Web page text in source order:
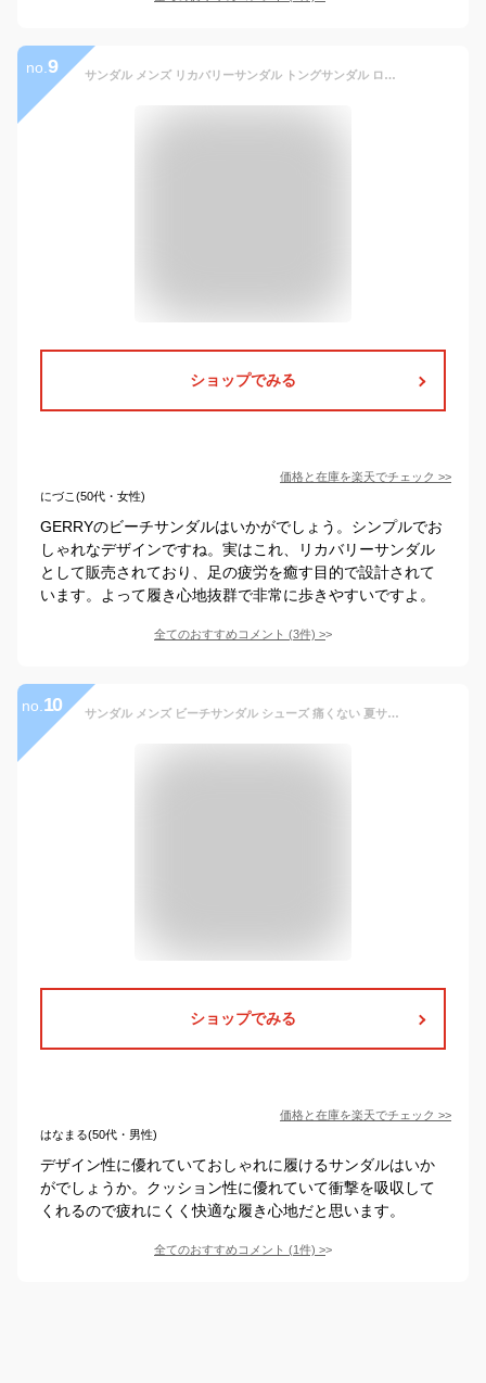
no. 9 サンダル メンズ リカバリーサンダル トングサンダル ロッカーサンダル シャワーサンダル 靴 厚底 レディース ユニセックス アウトドア ブランド 海 EVA クッション ブラック アイボリー モカ GERRY ジェリー GR-7518
ショップでみる
価格と在庫を楽天でチェック >>
にづこ(50代・女性)
GERRYのビーチサンダルはいかがでしょう。シンプルでお
しゃれなデザインですね。実はこれ、リカバリーサンダル
として販売されており、足の疲労を癒す目的で設計されて
います。よって履き心地抜群で非常に歩きやすいですよ。
全てのおすすめコメント (3件) >
no. 10 サンダル メンズ ビーチサンダル シューズ 痛くない 夏サンダル カジュアルシューズ 大きいサイズ 疲れにくい ルームシューズ 歩きやすい シンプル 送料無料
ショップでみる
価格と在庫を楽天でチェック >>
はなまる(50代・男性)
デザイン性に優れていておしゃれに履けるサンダルはいか
がでしょうか。クッション性に優れていて衝撃を吸収して
くれるので疲れにくく快適な履き心地だと思います。
全てのおすすめコメント (1件) >